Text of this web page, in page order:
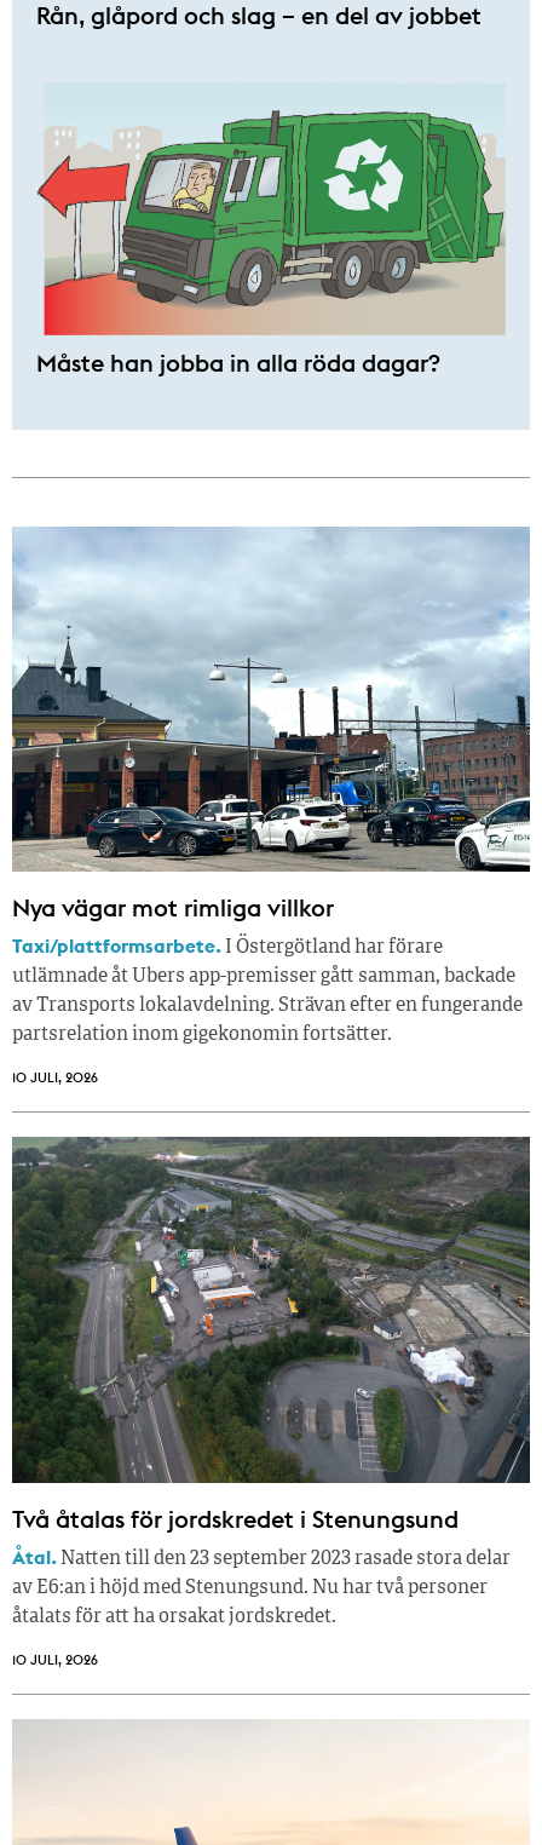
Rån, glåpord och slag – en del av jobbet
Måste han jobba in alla röda dagar?
Nya vägar mot rimliga villkor
Taxi/plattformsarbete. I Östergötland har förare
utlämnade åt Ubers app-premisser gått samman, backade
av Transports lokalavdelning. Strävan efter en fungerande
partsrelation inom gigekonomin fortsätter.
10 JULI, 2026
Två åtalas för jordskredet i Stenungsund
Åtal. Natten till den 23 september 2023 rasade stora delar
av E6:an i höjd med Stenungsund. Nu har två personer
åtalats för att ha orsakat jordskredet.
10 JULI, 2026